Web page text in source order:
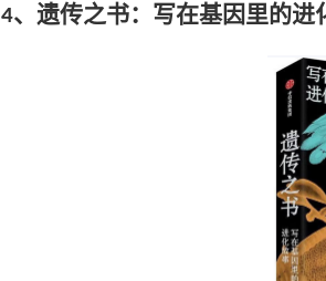
4、 遗传之书：写在基因里的进